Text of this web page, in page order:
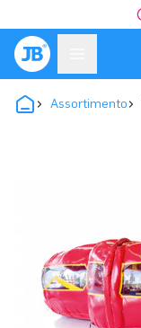
Assortimento